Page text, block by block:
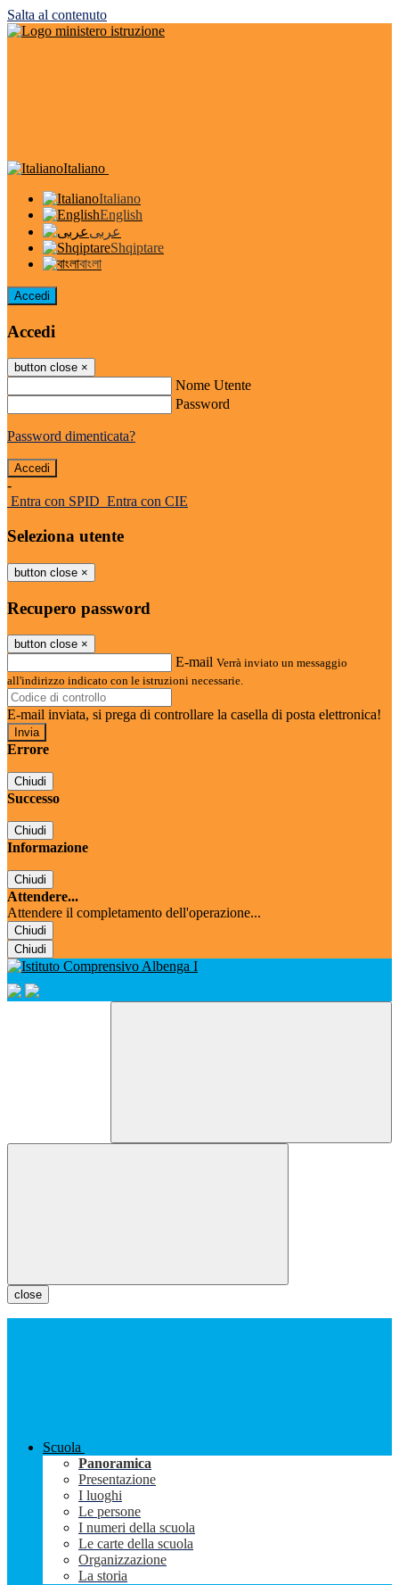
Salta al contenuto
Italiano
Italiano
English
عربى
Shqiptare
বাংলা
Accedi
Accedi
button close ×
Nome Utente
Password
Password dimenticata?
-
Entra con SPID Entra con CIE
Seleziona utente
button close ×
Recupero password
button close ×
E-mail Verrà inviato un messaggio
all'indirizzo indicato con le istruzioni necessarie.
E-mail inviata, si prega di controllare la casella di posta elettronica!
Errore
Chiudi
Successo
Chiudi
Informazione
Chiudi
Attendere...
Attendere il completamento dell'operazione...
Chiudi
Chiudi
close
Scuola
Panoramica
Presentazione
I luoghi
Le persone
I numeri della scuola
Le carte della scuola
Organizzazione
La storia